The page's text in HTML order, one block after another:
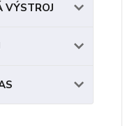
VÝSTROJ